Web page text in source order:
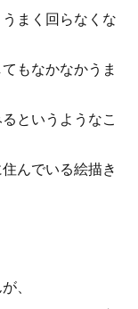
まく回らなくな
もなかなかうま
というようなこ
んでいる絵描き
、